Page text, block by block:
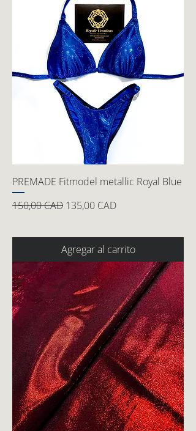
PREMADE Fitmodel metallic Royal Blue
Precio
150,00 CAD Precio de oferta
135,00 CAD
Agregar al carrito